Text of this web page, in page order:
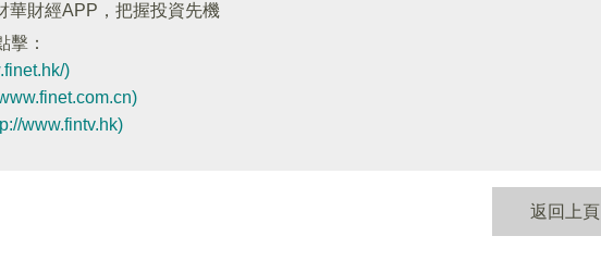
華財經APP，把握投資先機
擊：
)
www.fintv.hk)
返回上頁